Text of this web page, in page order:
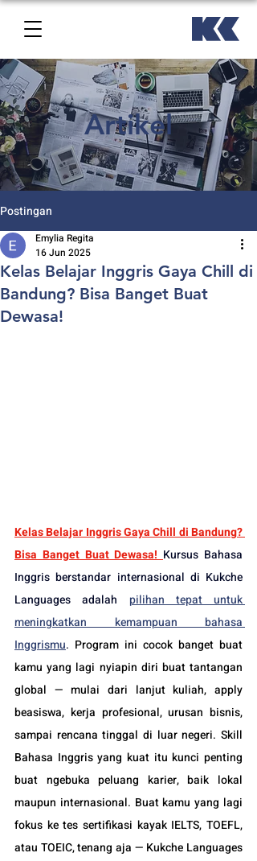
Artikel
Postingan
Kelas Belajar Inggris Gaya Chill di
Bandung? Bisa Banget Buat
Dewasa!
Emylia Regita
16 Jun 2025
Kelas Belajar Inggris Gaya Chill di Bandung?
Bisa Banget Buat Dewasa! Kursus Bahasa
Inggris berstandar internasional di Kukche
Languages adalah pilihan tepat untuk
meningkatkan kemampuan bahasa
Inggrismu. Program ini cocok banget buat
kamu yang lagi nyiapin diri buat tantangan
global — mulai dari lanjut kuliah, apply
beasiswa, kerja profesional, urusan bisnis,
sampai rencana tinggal di luar negeri. Skill
Bahasa Inggris yang kuat itu kunci penting
buat ngebuka peluang karier, baik lokal
maupun internasional. Buat kamu yang lagi
fokus ke tes sertifikasi kayak IELTS, TOEFL,
atau TOEIC, tenang aja — Kukche Languages